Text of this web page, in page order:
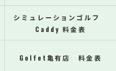
シミュレーションゴルフ
Caddy 料金表
Golfet亀有店 料金表